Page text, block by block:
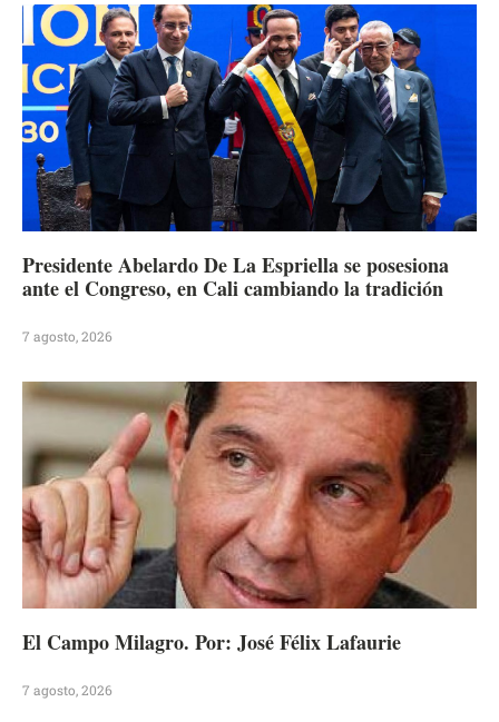
Presidente Abelardo De La Espriella se posesiona
ante el Congreso, en Cali cambiando la tradición
7 agosto, 2026
El Campo Milagro. Por: José Félix Lafaurie
7 agosto, 2026